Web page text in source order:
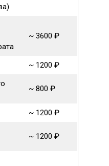
~ 3600 ₽
~ 1200 ₽
~ 800 ₽
~ 1200 ₽
~ 1200 ₽